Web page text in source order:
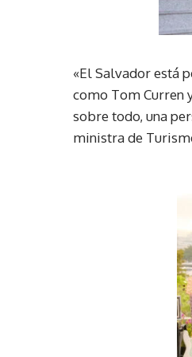
«El Salvador está
como Tom Curren
sobre todo, una
ministra de